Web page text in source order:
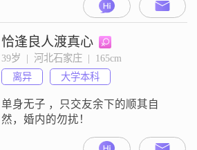
心的人，喜欢尝试新事物，无论是
旅行、阅读还是学习新技能，都能
让我感到兴奋和满足。我性格开
朗，乐观积极，总是能在困难面前
保持冷静和乐观的态度。我相信，
生活中的每一个挑战都是一次成长
的机会。我想找一个同样热爱生
活、有共同价值观的人。他
恰逢良人渡真心
39岁  |  河北石家庄  |  165cm
离异
大学本科
单身无子 ，只交友余下的顺其自
然，婚内的勿扰！